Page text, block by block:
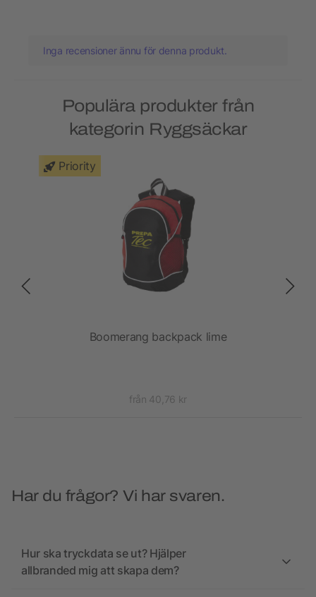
Inga recensioner ännu för denna produkt.
Populära produkter från
kategorin Ryggsäckar
Priority
Boomerang backpack lime
från 40,76 kr
Har du frågor? Vi har svaren.
Hur ska tryckdata se ut? Hjälper
allbranded mig att skapa dem?